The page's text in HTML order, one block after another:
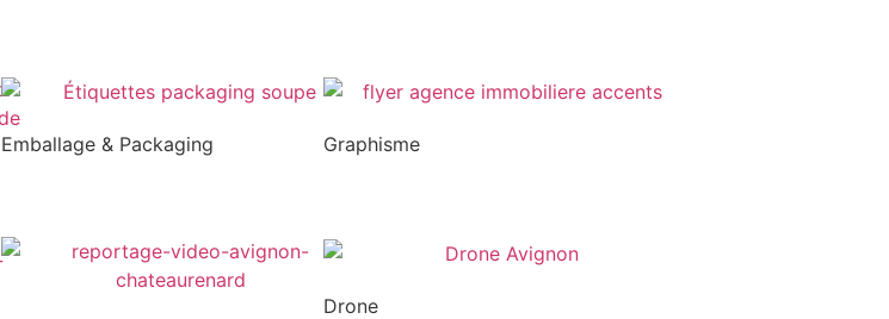
Emballage & Packaging Graphisme
Drone